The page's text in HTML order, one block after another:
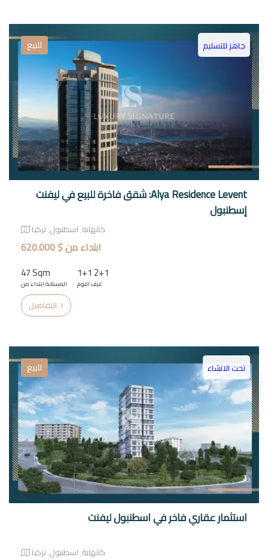
للبيع جاهز للتسليم
Alya Residence Levent: شقق فاخرة للبيع في ليفنت
إسطنبول
كاتهانة٬ اسطنبول٬ تركيا
ابتداء من $ 620.000
47 Sqm
المساحة ابتداء من
1+1 2+1
غرف النوم
للبيع تحت الانشاء
استثمار عقاري فاخر في اسطنبول ليفنت
كاتهانة٬ اسطنبول٬ تركيا